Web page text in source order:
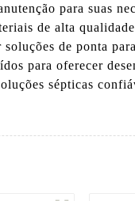
para suas
de alta
de ponta para
para oferecer
sépticas